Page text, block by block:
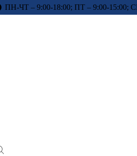
ПН-ЧТ – 9:00-18:00; ПТ – 9:00-15:00;